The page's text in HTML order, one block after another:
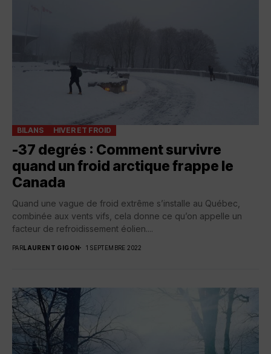
BILANS HIVER ET FROID
-37 degrés : Comment survivre
quand un froid arctique frappe le
Canada
Quand une vague de froid extrême s’installe au Québec,
combinée aux vents vifs, cela donne ce qu’on appelle un
facteur de refroidissement éolien....
PAR LAURENT GIGON 1 SEPTEMBRE 2022